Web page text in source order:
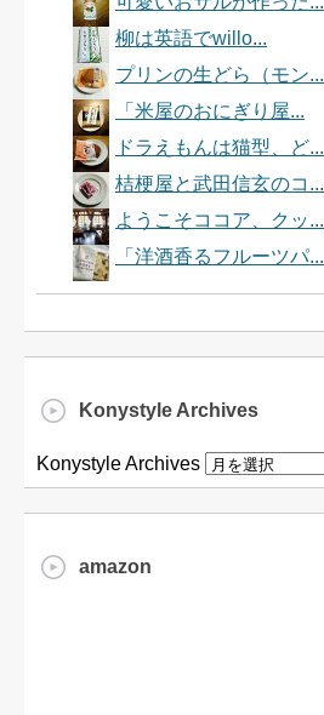
柳は英語でwillo...
プリンの生どら（モン...
「米屋のおにぎり屋...
ドラえもんは猫型、ど...
桔梗屋と武田信玄のコ...
ようこそココア、クッ...
「洋酒香るフルーツパ...
Konystyle Archives
Konystyle Archives
amazon